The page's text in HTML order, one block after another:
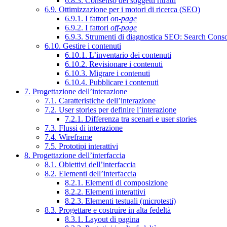
6.9. Ottimizzazione per i motori di ricerca (SEO)
6.9.1. I fattori on-page
6.9.2. I fattori off-page
6.9.3. Strumenti di diagnostica SEO: Search
6.10. Gestire i contenuti
6.10.1. L’inventario dei contenuti
6.10.2. Revisionare i contenuti
6.10.3. Migrare i contenuti
6.10.4. Pubblicare i contenuti
7. Progettazione dell’interazione
7.1. Caratteristiche dell’interazione
7.2. User stories per definire l’interazione
7.2.1. Differenza tra scenari e user stories
7.3. Flussi di interazione
7.4. Wireframe
7.5. Prototipi interattivi
8. Progettazione dell’interfaccia
8.1. Obiettivi dell’interfaccia
8.2. Elementi dell’interfaccia
8.2.1. Elementi di composizione
8.2.2. Elementi interattivi
8.2.3. Elementi testuali (microtesti)
8.3. Progettare e costruire in alta fedeltà
8.3.1. Layout di pagina